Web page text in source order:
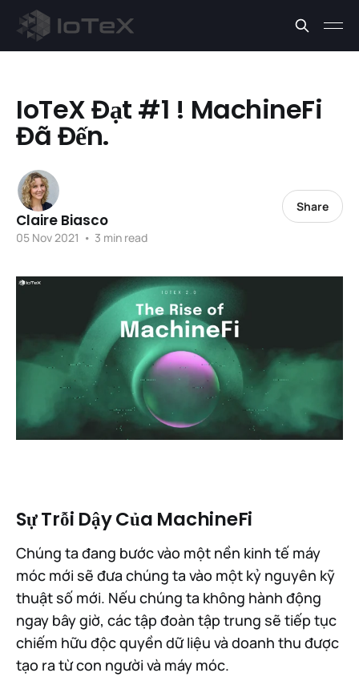
IoTeX Đạt #1 ! MachineFi
Đã Đến.
Claire Biasco
05 Nov 2021 • 3 min read
Share
Sự Trỗi Dậy Của MachineFi
Chúng ta đang bước vào một nền kinh tế máy
móc mới sẽ đưa chúng ta vào một kỷ nguyên kỹ
thuật số mới. Nếu chúng ta không hành động
ngay bây giờ, các tập đoàn tập trung sẽ tiếp tục
chiếm hữu độc quyền dữ liệu và doanh thu được
tạo ra từ con người và máy móc.